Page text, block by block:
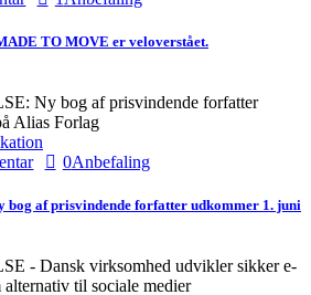
TO MOVE er veloverstået.
0Anbefaling
bog af prisvindende forfatter udkommer 1. juni